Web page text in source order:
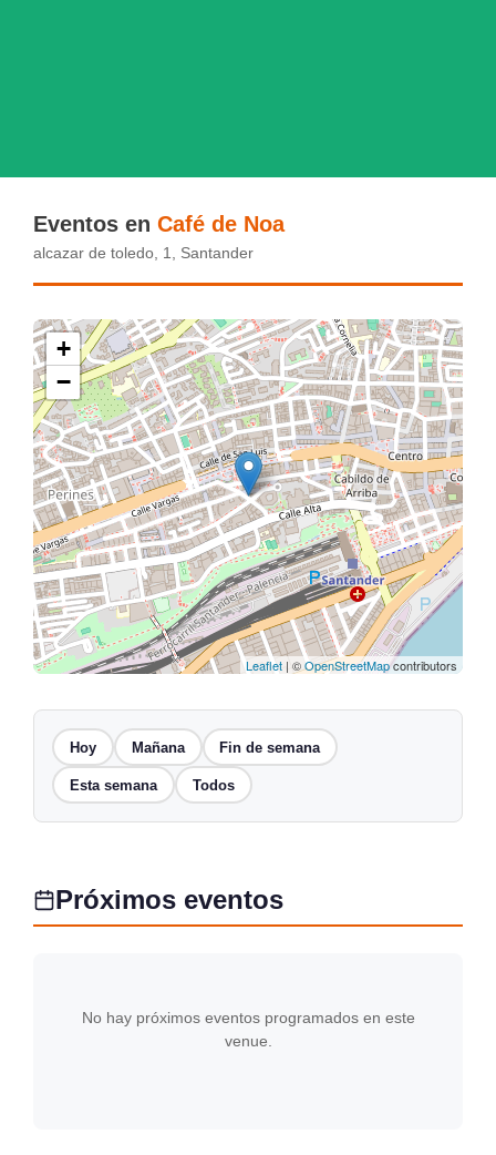
Eventos en Café de Noa
alcazar de toledo, 1, Santander
+
−
Leaflet | ©OpenStreetMapcontributors
Hoy Mañana Fin de semana
Esta semana Todos
Próximos eventos
No hay próximos eventos programados en este
venue.